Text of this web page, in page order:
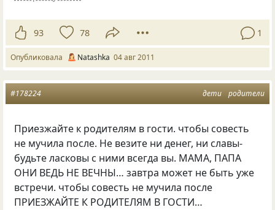
93 78 1
Опубликовала Natashka 04 авг 2011
дети родители
#178224
Приезжайте к родителям в гости. чтобы совесть
не мучила после. Не везите ни денег, ни славы-
будьте ласковы с ними всегда вы. МАМА, ПАПА
ОНИ ВЕДЬ НЕ ВЕЧНЫ… завтра может не быть уже
встречи. чтобы совесть не мучила после
ПРИЕЗЖАЙТЕ К РОДИТЕЛЯМ В ГОСТИ…